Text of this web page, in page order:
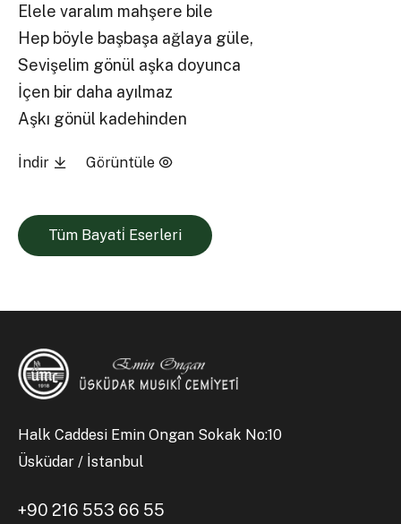
Elele varalım mahşere bile
Hep böyle başbaşa ağlaya güle,
Sevişelim gönül aşka doyunca
İçen bir daha ayılmaz
Aşkı gönül kadehinden
İndir Görüntüle
Tüm Bayati̇ Eserleri
Halk Caddesi Emin Ongan Sokak No:10
Üsküdar / İstanbul
+90 216 553 66 55